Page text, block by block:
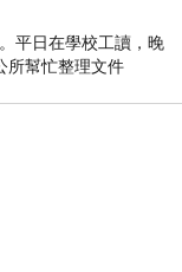
平日在學校工讀，晚
所幫忙整理文件